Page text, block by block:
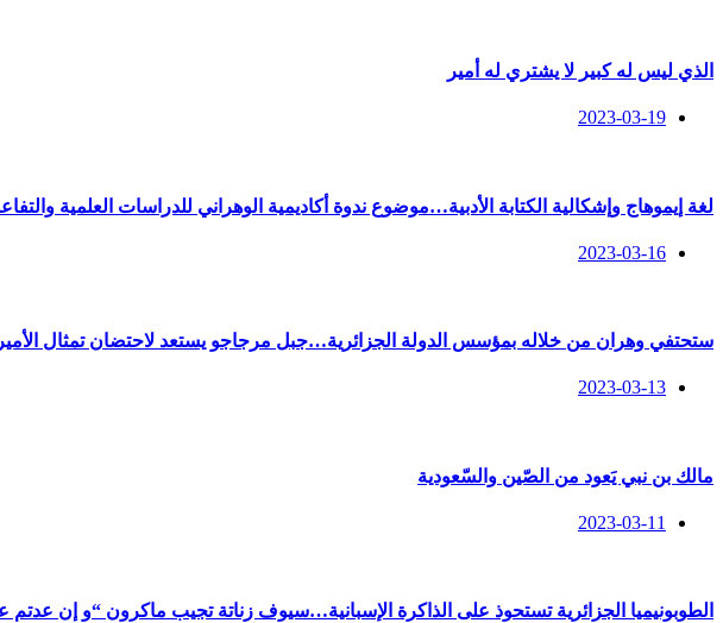
الذي ليس له كبير لا يشتري له أمير
2023-03-19
لغة إيموهاج وإشكالية الكتابة الأدبية…موضوع ندوة أكاديمية الوهراني للدراسات العلمية
2023-03-16
ستحتفي وهران من خلاله بمؤسس الدولة الجزائرية…جبل مرجاجو يستعد لاحتضان تمثال الأمير
2023-03-13
مالك بن نبي يَعود من الصّين والسّعودية
2023-03-11
الطوبونيميا الجزائرية تستحوذ على الذاكرة الإسبانية…سيوف زناتة تجيب ماكرون “و إن عدتم